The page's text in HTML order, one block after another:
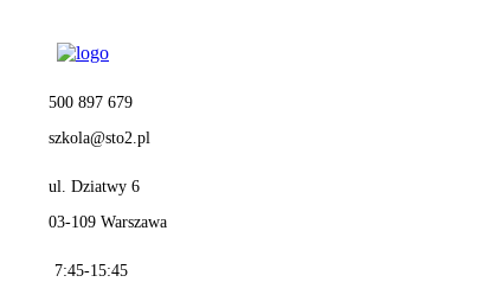
500 897 679
szkola@sto2.pl
ul. Dziatwy 6
03-109 Warszawa
7:45-15:45